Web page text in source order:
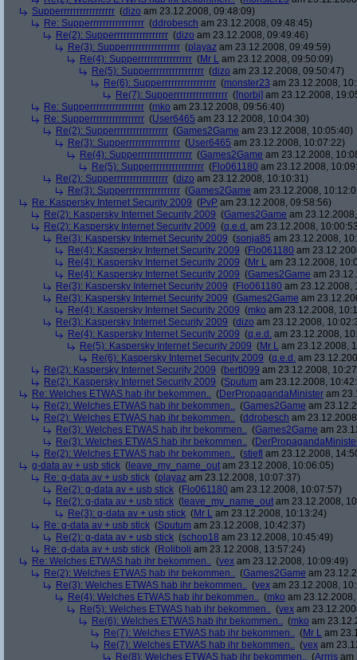
Supperrrrrrrrrrrrrrrrr (dizo am 23.12.2008, 09:48:09)
Re: Supperrrrrrrrrrrrrrrrr (ddrobesch am 23.12.2008, 09:48:45)
Re(2): Supperrrrrrrrrrrrrrrrr (dizo am 23.12.2008, 09:49:46)
Re(3): Supperrrrrrrrrrrrrrrrr (playaz am 23.12.2008, 09:49:59)
Re(4): Supperrrrrrrrrrrrrrrrr (Mr L am 23.12.2008, 09:50:09)
Re(5): Supperrrrrrrrrrrrrrrrr (dizo am 23.12.2008, 09:50:47)
Re(6): Supperrrrrrrrrrrrrrrrr (monster23 am 23.12.2008,
Re(7): Supperrrrrrrrrrrrrrrrr ([norbi] am 23.12.2008,
Re: Supperrrrrrrrrrrrrrrrr (mko am 23.12.2008, 09:56:40)
Re: Supperrrrrrrrrrrrrrrrr (User6465 am 23.12.2008, 10:04:30)
Re(2): Supperrrrrrrrrrrrrrrrr (Games2Game am 23.12.2008, 10:05:40)
Re(3): Supperrrrrrrrrrrrrrrrr (User6465 am 23.12.2008, 10:07:22)
Re(4): Supperrrrrrrrrrrrrrrrr (Games2Game am 23.12.2008,
Re(5): Supperrrrrrrrrrrrrrrrr (Flo061180 am 23.12.2008,
Re(2): Supperrrrrrrrrrrrrrrrr (dizo am 23.12.2008, 10:10:31)
Re(3): Supperrrrrrrrrrrrrrrrr (Games2Game am 23.12.2008,
Re: Kaspersky Internet Security 2009 (PvP am 23.12.2008, 09:58:56)
Re(2): Kaspersky Internet Security 2009 (Games2Game am
Re(2): Kaspersky Internet Security 2009 (q.e.d. am 23.12.2008,
Re(3): Kaspersky Internet Security 2009 (sonja85 am 23.12.2008,
Re(4): Kaspersky Internet Security 2009 (Flo061180 am
Re(4): Kaspersky Internet Security 2009 (Mr L am 23.12.2008,
Re(4): Kaspersky Internet Security 2009 (Games2Game am
Re(3): Kaspersky Internet Security 2009 (Flo061180 am 23.12.2008,
Re(3): Kaspersky Internet Security 2009 (Games2Game am
Re(4): Kaspersky Internet Security 2009 (mko am 23.12.2008,
Re(3): Kaspersky Internet Security 2009 (dizo am 23.12.2008,
Re(4): Kaspersky Internet Security 2009 (q.e.d. am 23.12.2008,
Re(5): Kaspersky Internet Security 2009 (Mr L am 23.12.2008,
Re(6): Kaspersky Internet Security 2009 (q.e.d. am
Re(2): Kaspersky Internet Security 2009 (bertl099 am 23.12.2008,
Re(2): Kaspersky Internet Security 2009 (Sputum am 23.12.2008,
Re: Welches ETWAS hab ihr bekommen.. (DerPropagandaMinister am
Re(2): Welches ETWAS hab ihr bekommen.. (Games2Game am
Re(2): Welches ETWAS hab ihr bekommen.. (ddrobesch am
Re(3): Welches ETWAS hab ihr bekommen.. (Games2Game am
Re(3): Welches ETWAS hab ihr bekommen.. (
Re(2): Welches ETWAS hab ihr bekommen.. (stiefl am 23.12.2008,
g-data av + usb stick ( leave_my_name_out am 23.12.2008, 10:06:05)
Re: g-data av + usb stick (playaz am 23.12.2008, 10:07:37)
Re(2): g-data av + usb stick (Flo061180 am 23.12.2008, 10:07:57)
Re(2): g-data av + usb stick ( leave_my_name_out am 23.12.2008,
Re(3): g-data av + usb stick (Mr L am 23.12.2008, 10:13:24)
Re: g-data av + usb stick (Sputum am 23.12.2008, 10:42:37)
Re(2): g-data av + usb stick (schop18 am 23.12.2008, 10:45:49)
Re: g-data av + usb stick (Roliboli am 23.12.2008, 13:57:24)
Re: Welches ETWAS hab ihr bekommen.. (vex am 23.12.2008, 10:09:49)
Re(2): Welches ETWAS hab ihr bekommen.. (Games2Game am
Re(3): Welches ETWAS hab ihr bekommen.. (vex am 23.12.2008,
Re(4): Welches ETWAS hab ihr bekommen.. (mko am
Re(5): Welches ETWAS hab ihr bekommen.. (vex am
Re(6): Welches ETWAS hab ihr bekommen.. (mko am
Re(7): Welches ETWAS hab ihr bekommen.. (Mr L am
Re(7): Welches ETWAS hab ihr bekommen.. (vex am
Re(8): Welches ETWAS hab ihr bekommen.. (Arrris am